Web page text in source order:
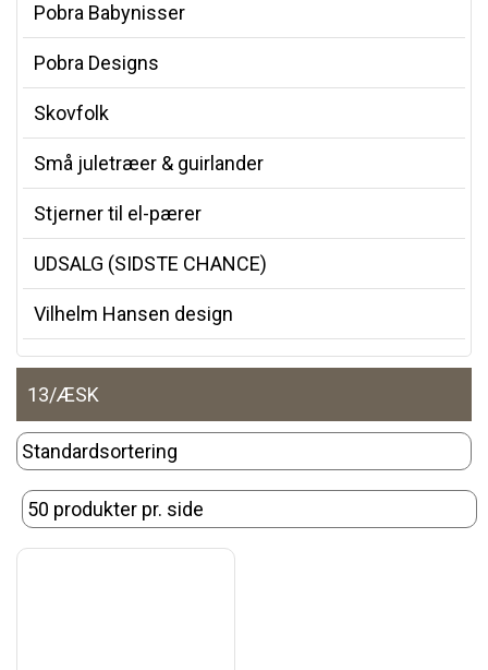
Pobra Babynisser
Pobra Designs
Skovfolk
Små juletræer & guirlander
Stjerner til el-pærer
UDSALG (SIDSTE CHANCE)
Vilhelm Hansen design
13/ÆSK